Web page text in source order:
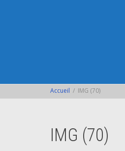
Accueil IMG (70)
IMG (70)